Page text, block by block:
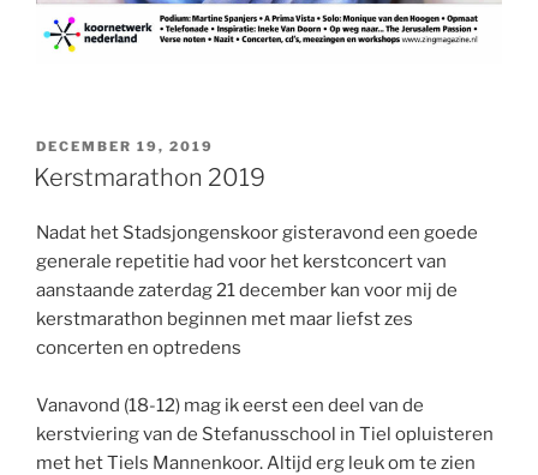
GEPLAATST
OP
DECEMBER 19, 2019
Kerstmarathon 2019
Nadat het Stadsjongenskoor gisteravond een goede
generale repetitie had voor het kerstconcert van
aanstaande zaterdag 21 december kan voor mij de
kerstmarathon beginnen met maar liefst zes
concerten en optredens
Vanavond (18-12) mag ik eerst een deel van de
kerstviering van de Stefanusschool in Tiel opluisteren
met het Tiels Mannenkoor. Altijd erg leuk om te zien